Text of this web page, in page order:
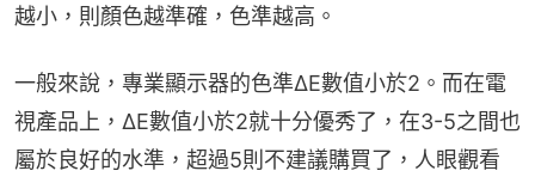
越小，則顏色越準確，色準越高。
一般來說，專業顯示器的色準ΔE數值小於2。而在電
視產品上，ΔE數值小於2就十分優秀了，在3-5之間也
屬於良好的水準，超過5則不建議購買了，人眼觀看